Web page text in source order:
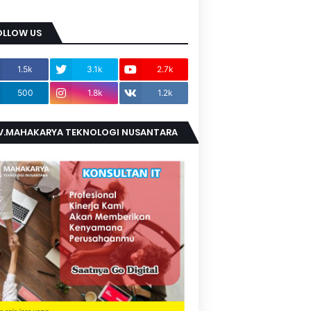
US
1.5k 3.1k 2.7k
500 1.8k 1.2k
TEKNOLOGI NUSANTARA